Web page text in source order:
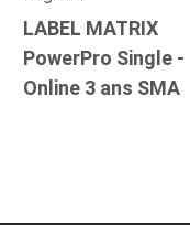
LABEL MATRIX
PowerPro Single -
Online 3 ans SMA